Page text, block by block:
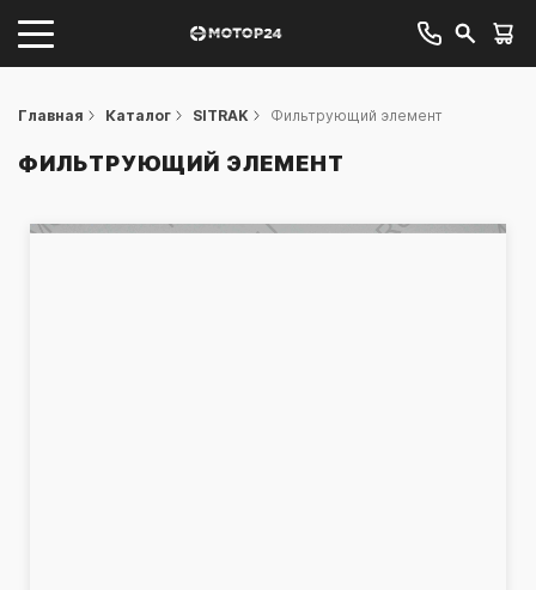
Главная Каталог SITRAK Фильтрующий элемент
ФИЛЬТРУЮЩИЙ ЭЛЕМЕНТ